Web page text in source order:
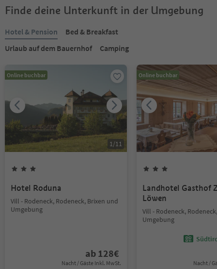
Finde deine Unterkunft in der Umgebung
Hotel & Pension
Bed & Breakfast
Urlaub auf dem Bauernhof
Camping
Online buchbar
1 /11
Hotel Roduna
Vill - Rodeneck, Rodeneck, Brixen und
Umgebung
ab 128€
Nacht / Gäste Inkl. MwSt.
Online buchbar
Landhotel Gasthof
Löwen
Vill - Rodeneck,
Umgebung
Nacht /